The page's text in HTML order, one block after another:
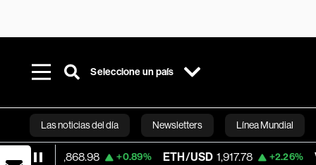
Seleccione un país
Las noticias del día Newsletters Línea Mundial
Bloomberg
+0.89% ETH/USD 1,917.78 +2.26% Visa 368.03